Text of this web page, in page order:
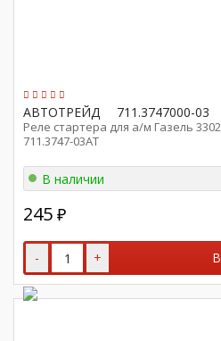
АВТОТРЕЙД 711.3747000-03
Реле стартера для а/м Газель
711.3747-03АТ
В наличии
245 ₽
- +